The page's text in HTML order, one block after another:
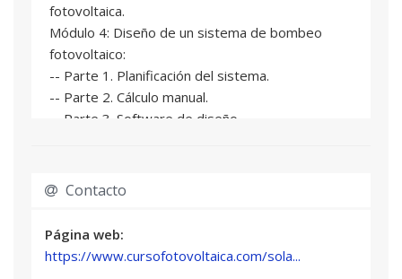
fotovoltaica.
Módulo 4: Diseño de un sistema de bombeo
fotovoltaico:
-- Parte 1. Planificación del sistema.
-- Parte 2. Cálculo manual.
-- Parte 3. Software de diseño.
-- Parte 2. Proceso de instalación.
bombeo fotovoltaico.
Módulo 7: Calidad de los productos. Concursos y
licitaciones.
Contacto
Página web:
https://www.cursofotovoltaica.com/sola...